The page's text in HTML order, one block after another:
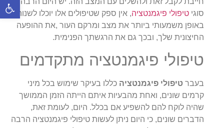
סוגי טיפולי פיגמנטציה, אין ספק שטיפולים אלו יוכלו לשנות
באופן משמעותי ביותר את מצב ומרקם העור ,את ההופעה
החיצונית שלך, ובכך גם את הרגשתך הפנימית.
טיפולי פיגמנטציה מתקדמים
בעבר טיפולי פיגמנטציה כללו בעיקר שימוש בכל מיני
קרמים שונים, ואחת מהבעיות איתם הייתה הזמן הממושך
שהיה לוקח להם להשפיע אם בכלל. היום, לעומת זאת,
הדברים שונים, כי היום ניתן לעשות טיפולי פיגמנטציה הרבה